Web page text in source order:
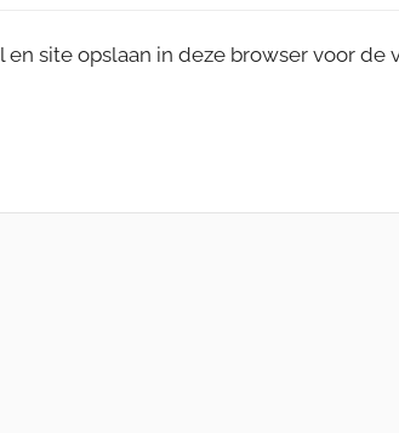
en site opslaan in deze browser voor